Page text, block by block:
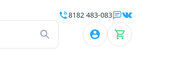
8182 483-083